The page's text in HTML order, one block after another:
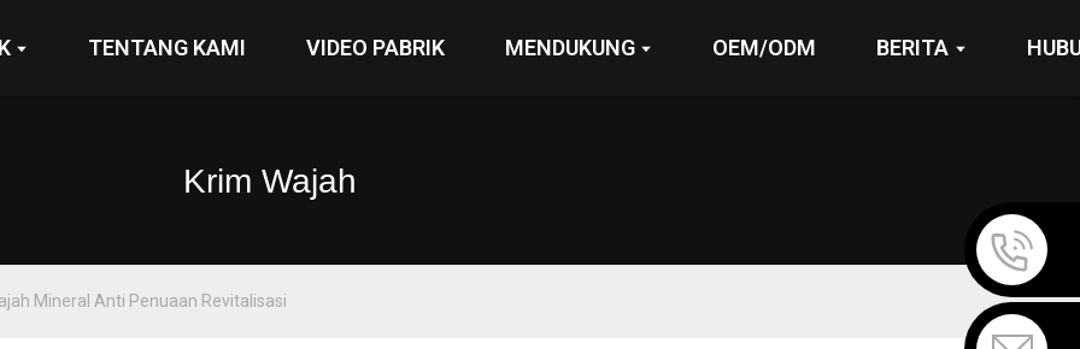
TENTANG KAMI VIDEO PABRIK MENDUKUNG OEM/ODM BERITA
Krim Wajah
Mineral Anti Penuaan Revitalisasi